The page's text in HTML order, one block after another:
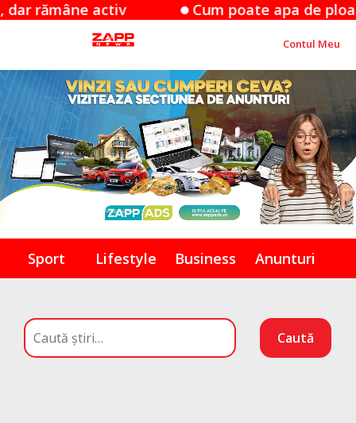
Cum poate apa de ploaie să combată
Contul Meu
Sport Lifestyle Business Anunturi
Caută